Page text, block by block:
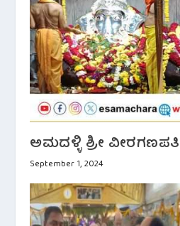
ಅಮದಳ್ಳಿ ಶ್ರೀ
September 1, 2024